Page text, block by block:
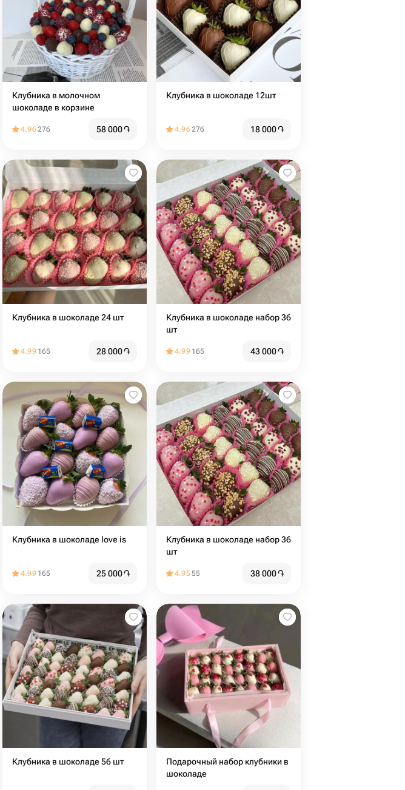
Клубника в молочном
шоколаде в корзине
4.96276 58 000֏
Клубника в шоколаде 12шт
4.96276 18 000֏
Клубника в шоколаде 24 шт
4.99 165 28 000֏
Клубника в шоколаде набор 36
шт
4.99 165 43 000֏
Клубника в шоколаде love is
4.99 165 25 000֏
Клубника в шоколаде набор 36
шт
4.9555 38 000֏
Клубника в шоколаде 56 шт
Подарочный набор клубники в
шоколаде